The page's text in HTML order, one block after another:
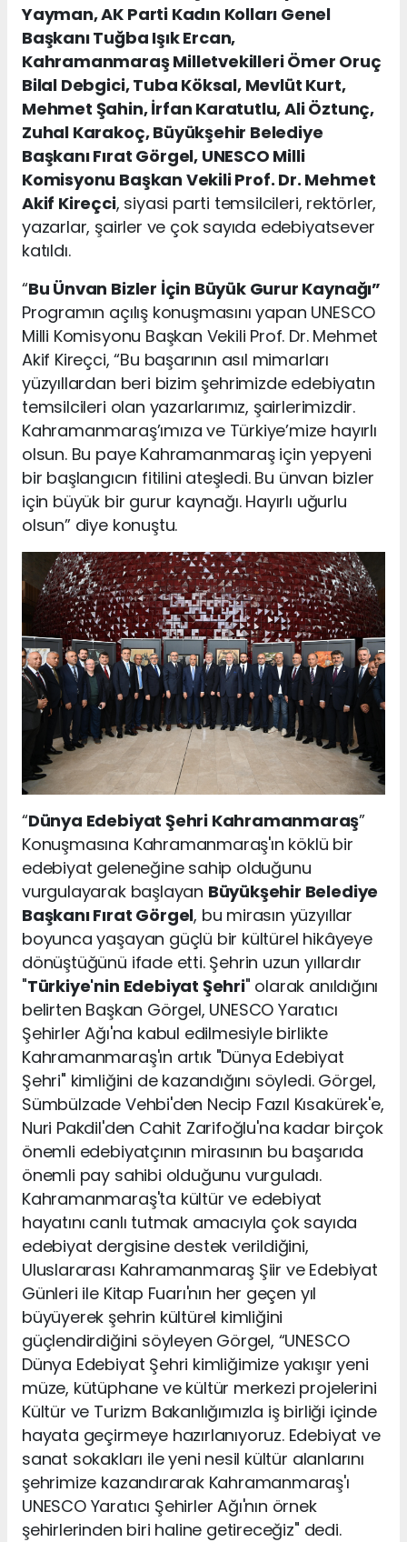
Yayman, AK Parti Kadın Kolları Genel
Başkanı Tuğba Işık Ercan,
Kahramanmaraş Milletvekilleri Ömer Oruç
Bilal Debgici, Tuba Köksal, Mevlüt Kurt,
Mehmet Şahin, İrfan Karatutlu, Ali Öztunç,
Zuhal Karakoç, Büyükşehir Belediye
Başkanı Fırat Görgel, UNESCO Milli
Komisyonu Başkan Vekili Prof. Dr. Mehmet
Akif Kireçci, siyasi parti temsilcileri, rektörler,
yazarlar, şairler ve çok sayıda edebiyatsever
katıldı.
“Bu Ünvan Bizler İçin Büyük Gurur Kaynağı”
Programın açılış konuşmasını yapan UNESCO
Milli Komisyonu Başkan Vekili Prof. Dr. Mehmet
Akif Kireçci, “Bu başarının asıl mimarları
yüzyıllardan beri bizim şehrimizde edebiyatın
temsilcileri olan yazarlarımız, şairlerimizdir.
Kahramanmaraş’ımıza ve Türkiye’mize hayırlı
olsun. Bu paye Kahramanmaraş için yepyeni
bir başlangıcın fitilini ateşledi. Bu ünvan bizler
için büyük bir gurur kaynağı. Hayırlı uğurlu
olsun” diye konuştu.
“Dünya Edebiyat Şehri Kahramanmaraş”
Konuşmasına Kahramanmaraş'ın köklü bir
edebiyat geleneğine sahip olduğunu
vurgulayarak başlayan Büyükşehir Belediye
Başkanı Fırat Görgel, bu mirasın yüzyıllar
boyunca yaşayan güçlü bir kültürel hikâyeye
dönüştüğünü ifade etti. Şehrin uzun yıllardır
"Türkiye'nin Edebiyat Şehri" olarak anıldığını
belirten Başkan Görgel, UNESCO Yaratıcı
Şehirler Ağı'na kabul edilmesiyle birlikte
Kahramanmaraş'ın artık "Dünya Edebiyat
Şehri" kimliğini de kazandığını söyledi. Görgel,
Sümbülzade Vehbi'den Necip Fazıl Kısakürek'e,
Nuri Pakdil'den Cahit Zarifoğlu'na kadar birçok
önemli edebiyatçının mirasının bu başarıda
önemli pay sahibi olduğunu vurguladı.
Kahramanmaraş'ta kültür ve edebiyat
hayatını canlı tutmak amacıyla çok sayıda
edebiyat dergisine destek verildiğini,
Uluslararası Kahramanmaraş Şiir ve Edebiyat
Günleri ile Kitap Fuarı'nın her geçen yıl
büyüyerek şehrin kültürel kimliğini
güçlendirdiğini söyleyen Görgel, “UNESCO
Dünya Edebiyat Şehri kimliğimize yakışır yeni
müze, kütüphane ve kültür merkezi projelerini
Kültür ve Turizm Bakanlığımızla iş birliği içinde
hayata geçirmeye hazırlanıyoruz. Edebiyat ve
sanat sokakları ile yeni nesil kültür alanlarını
şehrimize kazandırarak Kahramanmaraş'ı
UNESCO Yaratıcı Şehirler Ağı'nın örnek
şehirlerinden biri haline getireceğiz" dedi.